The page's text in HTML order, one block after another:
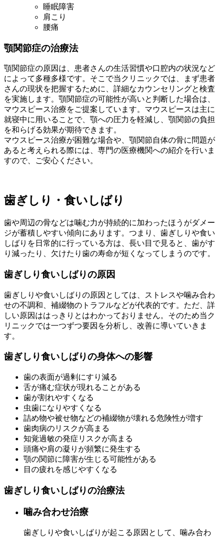
睡眠障害
肩こり
腰痛
顎関節症の治療法
顎関節症の原因は、患者さんの生活習慣や口腔内の状況など
によって多種多様です。そこで当クリニックでは、まず患者
さんの現状を把握するために、詳細なカウンセリングと検査
を実施します。顎関節症の可能性が高いと判断した場合は、
マウスピース治療をご提案しています。マウスピースは主に
就寝中に用いることで、顎への圧力を軽減し、顎関節の負担
を和らげる効果が期待できます。
マウスピース治療が困難な場合や、顎関節自体の骨に問題が
あると考えられる際には、専門の医療機関への紹介を行いま
すので、ご安心ください。
歯ぎしり・食いしばり
歯や周辺の骨などは噛む力が持続的に加わったほうがダメー
ジが蓄積しやすい傾向にあります。つまり、歯ぎしりや食い
しばりを日常的に行っている方は、長い目で見ると、歯がす
り減ったり、欠けたり歯の寿命が短くなってしまうのです。
歯ぎしり食いしばりの原因
歯ぎしりや食いしばりの原因としては、ストレスや噛み合わ
せの不調和、補綴物のトラフルなどが代表的です。ただ、詳
しい原因ははっきりとはわかっておりません。そのため当ク
リニックでは一つずつ要因を分析し、改善に導いていきま
す。
歯ぎしり食いしばりの身体への影響
歯の表面が過剰にすり減る
舌が痛む症状が現れることがある
歯が割れやすくなる
虫歯になりやすくなる
詰め物や被せ物などの補綴物が壊れる危険性が増す
歯肉病のリスクが高まる
知覚過敏の発症リスクが高まる
頭痛や肩の凝りが頻繁に発生する
顎の関節に障害が生じる可能性がある
目の疲れを感じやすくなる
歯ぎしり食いしばりの治療法
噛み合わせ治療
歯ぎしりや食いしばりが起こる原因として、噛み合わ